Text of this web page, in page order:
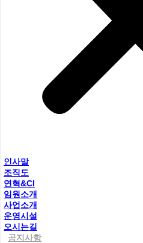
인사말
조직도
연혁&CI
임원소개
사업소개
운영시설
오시는길
공지사항